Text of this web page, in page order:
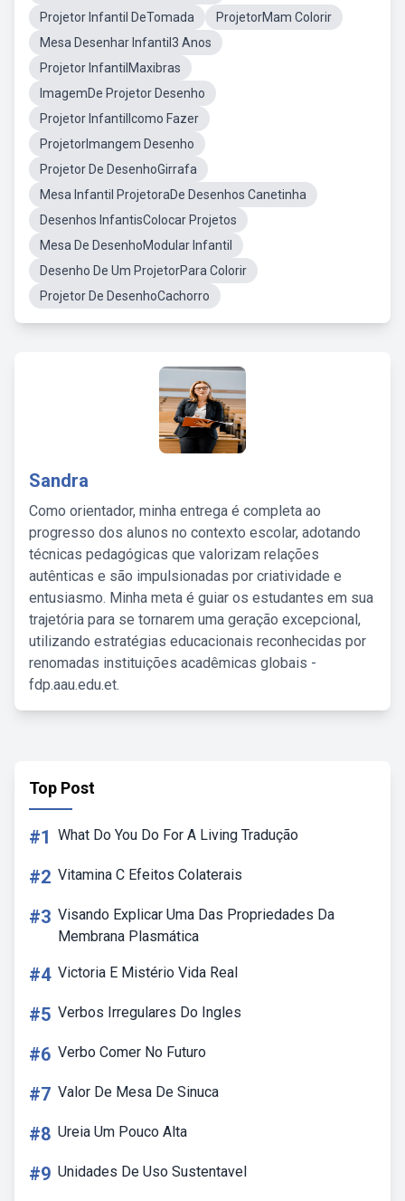
Projetor Infantil DeTomada
ProjetorMam Colorir
Mesa Desenhar Infantil3 Anos
Projetor InfantilMaxibras
ImagemDe Projetor Desenho
Projetor InfantilIcomo Fazer
ProjetorImangem Desenho
Projetor De DesenhoGirrafa
Mesa Infantil ProjetoraDe Desenhos Canetinha
Desenhos InfantisColocar Projetos
Mesa De DesenhoModular Infantil
Desenho De Um ProjetorPara Colorir
Projetor De DesenhoCachorro
Sandra
Como orientador, minha entrega é completa ao
progresso dos alunos no contexto escolar, adotando
técnicas pedagógicas que valorizam relações
autênticas e são impulsionadas por criatividade e
entusiasmo. Minha meta é guiar os estudantes em sua
trajetória para se tornarem uma geração excepcional,
utilizando estratégias educacionais reconhecidas por
renomadas instituições acadêmicas globais -
fdp.aau.edu.et.
Top Post
#1 What Do You Do For A Living Tradução
#2 Vitamina C Efeitos Colaterais
#3 Visando Explicar Uma Das Propriedades Da
Membrana Plasmática
#4 Victoria E Mistério Vida Real
#5 Verbos Irregulares Do Ingles
#6 Verbo Comer No Futuro
#7 Valor De Mesa De Sinuca
#8 Ureia Um Pouco Alta
#9 Unidades De Uso Sustentavel